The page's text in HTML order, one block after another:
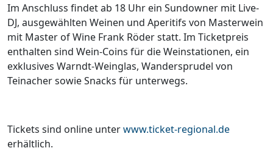
Im Anschluss findet ab 18 Uhr ein Sundowner mit Live-
DJ, ausgewählten Weinen und Aperitifs von Masterwein
mit Master of Wine Frank Röder statt. Im Ticketpreis
enthalten sind Wein-Coins für die Weinstationen, ein
exklusives Warndt-Weinglas, Wandersprudel von
Teinacher sowie Snacks für unterwegs.
Tickets sind online unterwww.ticket-regional.de
erhältlich.